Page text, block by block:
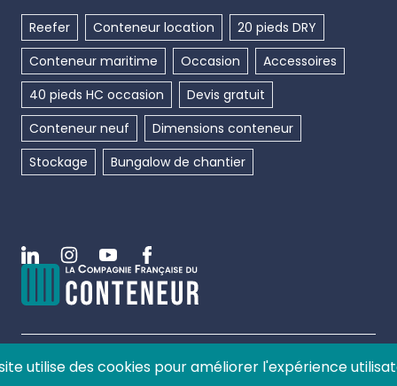
Reefer Conteneur location
20 pieds DRY
Conteneur maritime
Occasion
Accessoires
40 pieds HC occasion
Devis gratuit
Conteneur neuf
Dimensions conteneur
Stockage
Bungalow de chantier
LinkedinInstagramYoutubeFacebook
©2026La compagnie française du conteneur, tous
utilise des cookies pour améliorer l'expérience